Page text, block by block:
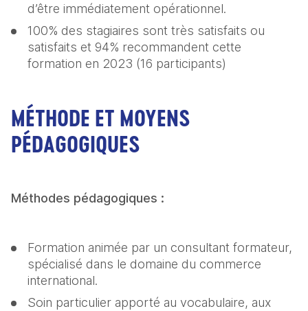
d’être immédiatement opérationnel.
100% des stagiaires sont très satisfaits ou
satisfaits et 94% recommandent cette
formation en 2023 (16 participants)
MÉTHODE ET MOYENS
PÉDAGOGIQUES
Méthodes pédagogiques :
Formation animée par un consultant formateur,
spécialisé dans le domaine du commerce
international.
Soin particulier apporté au vocabulaire, aux